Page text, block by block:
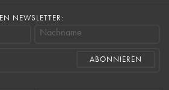
NEWSLETTER:
Nachname